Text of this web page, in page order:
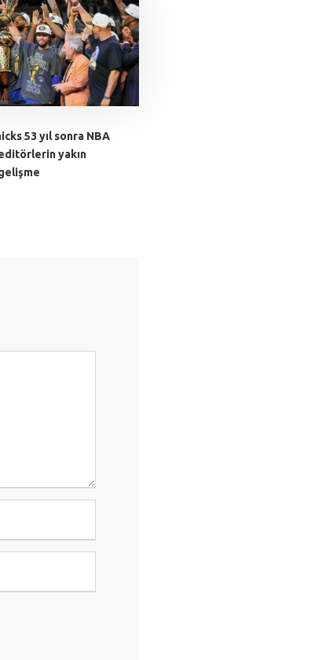
53 yıl sonra NBA
yakın